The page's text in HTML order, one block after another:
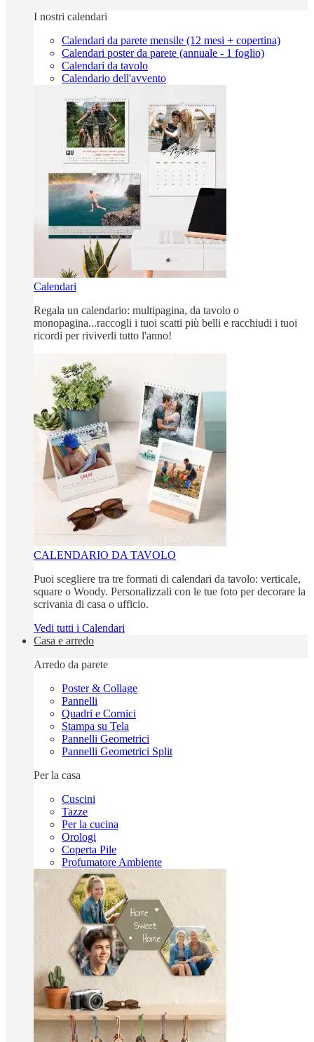
I nostri calendari
Calendari da parete mensile (12 mesi + copertina)
Calendari poster da parete (annuale - 1 foglio)
Calendari da tavolo
Calendario dell'avvento
Calendari
Regala un calendario: multipagina, da tavolo o
monopagina...raccogli i tuoi scatti più belli e racchiudi i tuoi
ricordi per riviverli tutto l'anno!
CALENDARIO DA TAVOLO
Puoi scegliere tra tre formati di calendari da tavolo: verticale,
square o Woody. Personalizzali con le tue foto per decorare la
scrivania di casa o ufficio.
Vedi tutti i Calendari
Casa e arredo
Arredo da parete
Poster & Collage
Pannelli
Quadri e Cornici
Stampa su Tela
Pannelli Geometrici
Pannelli Geometrici Split
Per la casa
Cuscini
Tazze
Per la cucina
Orologi
Coperta Pile
Profumatore Ambiente